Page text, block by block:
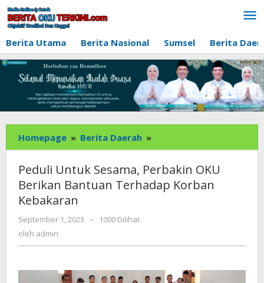
Lewati
ke
konten
Berita Utama
Berita Nasional Sumsel Berita
Homepage » Berita Daerah »
Untuk
Sesama,
Perbakin
OKU
Peduli Untuk Sesama, Perbakin OKU
Berikan Bantuan Terhadap Korban
Kebakaran
September 1, 2023
oleh
-
1000 Dilihat
oleh admin